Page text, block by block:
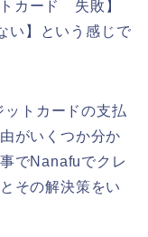
カード 失敗】
い】という感じで
トカードの支払
がいくつか分か
でNanafuでクレ
その解決策をい